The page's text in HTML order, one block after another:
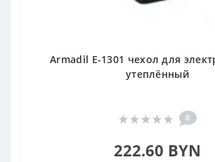
Armadil E-1301 чехол для
утеплённый
0
222.60 BYN